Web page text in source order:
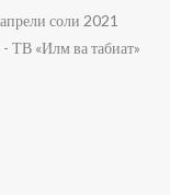
соли 2021
ТВ «Илм ва табиат»